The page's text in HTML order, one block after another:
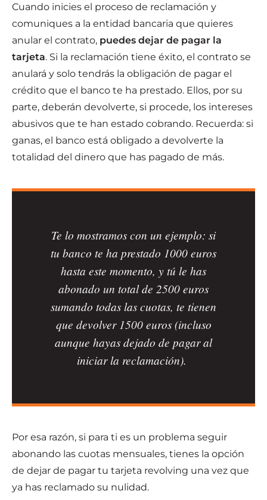
Cuando inicies el proceso de reclamación y
comuniques a la entidad bancaria que quieres
anular el contrato, puedes dejar de pagar la
tarjeta. Si la reclamación tiene éxito, el contrato se
anulará y solo tendrás la obligación de pagar el
crédito que el banco te ha prestado. Ellos, por su
parte, deberán devolverte, si procede, los intereses
abusivos que te han estado cobrando. Recuerda: si
ganas, el banco está obligado a devolverte la
totalidad del dinero que has pagado de más.
Te lo mostramos con un ejemplo: si
tu banco te ha prestado 1000 euros
hasta este momento, y tú le has
abonado un total de 2500 euros
sumando todas las cuotas, te tienen
que devolver 1500 euros (incluso
aunque hayas dejado de pagar al
iniciar la reclamación).
Por esa razón, si para ti es un problema seguir
abonando las cuotas mensuales, tienes la opción
de dejar de pagar tu tarjeta revolving una vez que
ya has reclamado su nulidad.